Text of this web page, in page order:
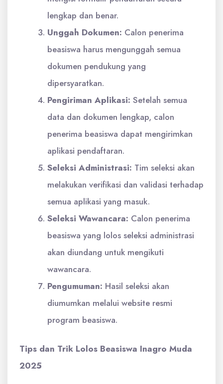
lengkap dan benar.
Unggah Dokumen: Calon penerima
beasiswa harus mengunggah semua
dokumen pendukung yang
dipersyaratkan.
Pengiriman Aplikasi: Setelah semua
data dan dokumen lengkap, calon
penerima beasiswa dapat mengirimkan
aplikasi pendaftaran.
Seleksi Administrasi: Tim seleksi akan
melakukan verifikasi dan validasi terhadap
semua aplikasi yang masuk.
Seleksi Wawancara: Calon penerima
beasiswa yang lolos seleksi administrasi
akan diundang untuk mengikuti
wawancara.
Pengumuman: Hasil seleksi akan
diumumkan melalui website resmi
program beasiswa.
Tips dan Trik Lolos Beasiswa Inagro Muda
2025